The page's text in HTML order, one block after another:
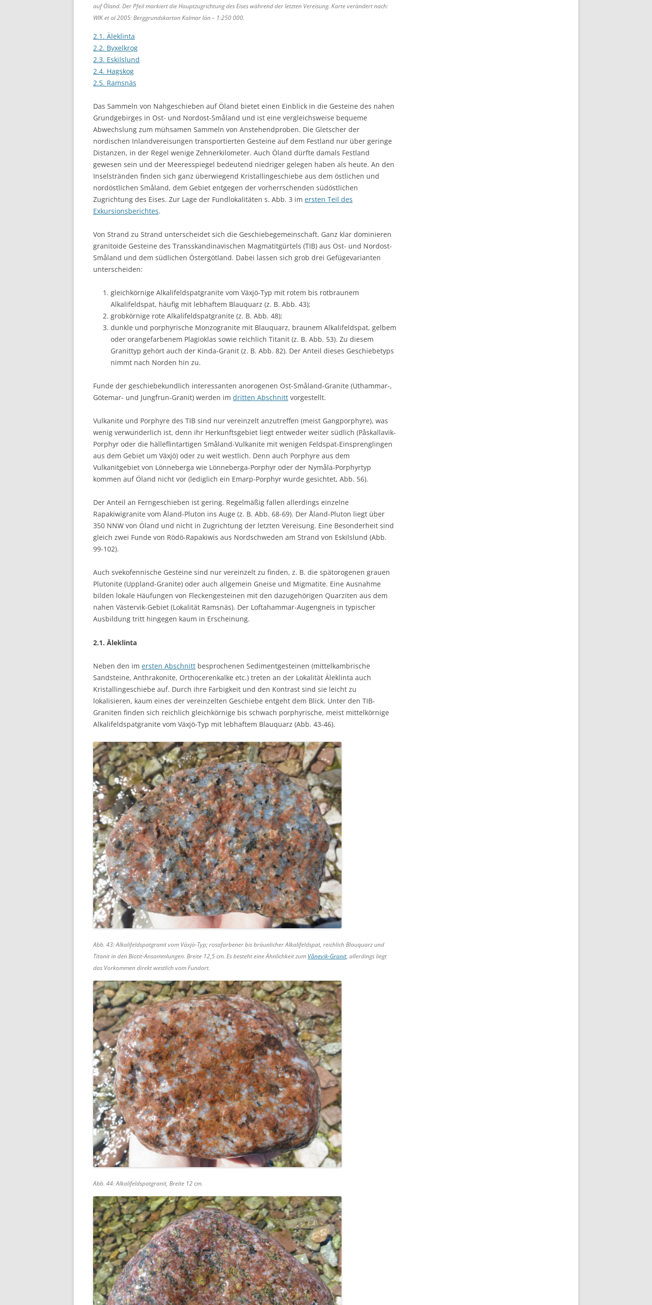
auf Öland. Der Pfeil markiert die Hauptzugrichtung des Eises während der letzten Vereisung. Karte verändert nach:
WIK et al 2005: Berggrundskartan Kalmar län – 1:250 000.
2.1. Äleklinta
2.2. Byxelkrog
2.3. Eskilslund
2.4. Hagskog
2.5. Ramsnäs
Das Sammeln von Nahgeschieben auf Öland bietet einen Einblick in die Gesteine des nahen
Grundgebirges in Ost- und Nordost-Småland und ist eine vergleichsweise bequeme
Abwechslung zum mühsamen Sammeln von Anstehendproben. Die Gletscher der
nordischen Inlandvereisungen transportierten Gesteine auf dem Festland nur über geringe
Distanzen, in der Regel wenige Zehnerkilometer. Auch Öland dürfte damals Festland
gewesen sein und der Meeresspiegel bedeutend niedriger gelegen haben als heute. An den
Inselstränden finden sich ganz überwiegend Kristallingeschiebe aus dem östlichen und
nordöstlichen Småland, dem Gebiet entgegen der vorherrschenden südöstlichen
Zugrichtung des Eises. Zur Lage der Fundlokalitäten s. Abb. 3 im ersten Teil des
Exkursionsberichtes.
Von Strand zu Strand unterscheidet sich die Geschiebegemeinschaft. Ganz klar dominieren
granitoide Gesteine des Transskandinavischen Magmatitgürtels (TIB) aus Ost- und Nordost-
Småland und dem südlichen Östergötland. Dabei lassen sich grob drei Gefügevarianten
unterscheiden:
gleichkörnige Alkalifeldspatgranite vom Växjö-Typ mit rotem bis rotbraunem
Alkalifeldspat, häufig mit lebhaftem Blauquarz (z. B. Abb. 43);
grobkörnige rote Alkalifeldspatgranite (z. B. Abb. 48);
dunkle und porphyrische Monzogranite mit Blauquarz, braunem Alkalifeldspat, gelbem
oder orangefarbenem Plagioklas sowie reichlich Titanit (z. B. Abb. 53). Zu diesem
Granittyp gehört auch der Kinda-Granit (z. B. Abb. 82). Der Anteil dieses Geschiebetyps
nimmt nach Norden hin zu.
Funde der geschiebekundlich interessanten anorogenen Ost-Småland-Granite (Uthammar-,
Götemar- und Jungfrun-Granit) werden im dritten Abschnitt vorgestellt.
Vulkanite und Porphyre des TIB sind nur vereinzelt anzutreffen (meist Gangporphyre), was
wenig verwunderlich ist, denn ihr Herkunftsgebiet liegt entweder weiter südlich (Påskallavik-
Porphyr oder die hälleflintartigen Småland-Vulkanite mit wenigen Feldspat-Einsprenglingen
aus dem Gebiet um Växjö) oder zu weit westlich. Denn auch Porphyre aus dem
Vulkanitgebiet von Lönneberga wie Lönneberga-Porphyr oder der Nymåla-Porphyrtyp
kommen auf Öland nicht vor (lediglich ein Emarp-Porphyr wurde gesichtet, Abb. 56).
Der Anteil an Ferngeschieben ist gering. Regelmäßig fallen allerdings einzelne
Rapakiwigranite vom Åland-Pluton ins Auge (z. B. Abb. 68-69). Der Åland-Pluton liegt über
350 NNW von Öland und nicht in Zugrichtung der letzten Vereisung. Eine Besonderheit sind
gleich zwei Funde von Rödö-Rapakiwis aus Nordschweden am Strand von Eskilslund (Abb.
99-102).
Auch svekofennische Gesteine sind nur vereinzelt zu finden, z. B. die spätorogenen grauen
Plutonite (Uppland-Granite) oder auch allgemein Gneise und Migmatite. Eine Ausnahme
bilden lokale Häufungen von Fleckengesteinen mit den dazugehörigen Quarziten aus dem
nahen Västervik-Gebiet (Lokalität Ramsnäs). Der Loftahammar-Augengneis in typischer
Ausbildung tritt hingegen kaum in Erscheinung.
2.1. Äleklinta
Neben den im ersten Abschnitt besprochenen Sedimentgesteinen (mittelkambrische
Sandsteine, Anthrakonite, Orthocerenkalke etc.) treten an der Lokalität Äleklinta auch
Kristallingeschiebe auf. Durch ihre Farbigkeit und den Kontrast sind sie leicht zu
lokalisieren, kaum eines der vereinzelten Geschiebe entgeht dem Blick. Unter den TIB-
Graniten finden sich reichlich gleichkörnige bis schwach porphyrische, meist mittelkörnige
Alkalifeldspatgranite vom Växjö-Typ mit lebhaftem Blauquarz (Abb. 43-46).
Abb. 43: Alkalifeldspatgranit vom Växjö-Typ; rosafarbener bis bräunlicher Alkalifeldspat, reichlich Blauquarz und
Titanit in den Biotit-Ansammlungen. Breite 12,5 cm. Es besteht eine Ähnlichkeit zum Vånevik-Granit, allerdings liegt
das Vorkommen direkt westlich vom Fundort.
Abb. 44: Alkalifeldspatgranit, Breite 12 cm.